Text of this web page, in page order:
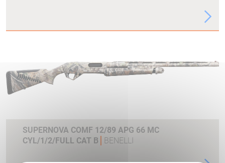
SUPERNOVA COMF 12/89 APG 66 MC
CYL/1/2/FULL CAT B
BENELLI